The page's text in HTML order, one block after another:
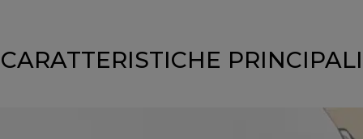
CARATTERISTICHE PRINCIPALI